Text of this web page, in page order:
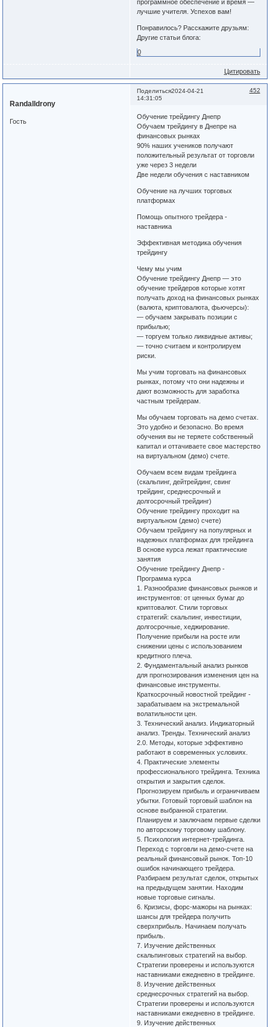
программное обеспечение и время —
лучшие учителя. Успехов вам!
Понравилось? Расскажите друзьям:
Другие статьи блога:
0
Цитировать
Поделиться 452
2024-04-21
14:31:05
Randalldrony
Гость
Обучение трейдингу Днепр
Обучаем трейдингу в Днепре на
финансовых рынках
90% наших учеников получают
положительный результат от торговли
уже через 3 недели
Две недели обучения с наставником
Обучение на лучших торговых
платформах
Помощь опытного трейдера -
наставника
Эффективная методика обучения
трейдингу
Чему мы учим
Обучение трейдингу Днепр — это
обучение трейдеров которые хотят
получать доход на финансовых рынках
(валюта, криптовалюта, фьючерсы):
— обучаем закрывать позиции с
прибылью;
— торгуем только ликвидные активы;
— точно считаем и контролируем
риски.
Мы учим торговать на финансовых
рынках, потому что они надежны и
дают возможность для заработка
частным трейдерам.
Мы обучаем торговать на демо счетах.
Это удобно и безопасно. Во время
обучения вы не теряете собственный
капитал и оттачиваете свое мастерство
на виртуальном (демо) счете.
Обучаем всем видам трейдинга
(скальпинг, дейтрейдинг, свинг
трейдинг, среднесрочный и
долгосрочный трейдинг)
Обучение трейдингу проходит на
виртуальном (демо) счете)
Обучаем трейдингу на популярных и
надежных платформах для трейдинга
В основе курса лежат практические
занятия
Обучение трейдингу Днепр -
Программа курса
1. Разнообразие финансовых рынков и
инструментов: от ценных бумаг до
криптовалют. Стили торговых
стратегий: скальпинг, инвестиции,
долгосрочные, хеджирование.
Получение прибыли на росте или
снижении цены с использованием
кредитного плеча.
2. Фундаментальный анализ рынков
для прогнозирования изменения цен на
финансовые инструменты.
Краткосрочный новостной трейдинг -
зарабатываем на экстремальной
волатильности цен.
3. Технический анализ. Индикаторный
анализ. Тренды. Технический анализ
2.0. Методы, которые эффективно
работают в современных условиях.
4. Практические элементы
профессионального трейдинга. Техника
открытия и закрытия сделок.
Прогнозируем прибыль и ограничиваем
убытки. Готовый торговый шаблон на
основе выбранной стратегии.
Планируем и заключаем первые сделки
по авторскому торговому шаблону.
5. Психология интернет-трейдинга.
Переход с торговли на демо-счете на
реальный финансовый рынок. Топ-10
ошибок начинающего трейдера.
Разбираем результат сделок, открытых
на предыдущем занятии. Находим
новые торговые сигналы.
6. Кризисы, форс-мажоры на рынках:
шансы для трейдера получить
сверхприбыль. Начинаем получать
прибыль.
7. Изучение действенных
скальпинговых стратегий на выбор.
Стратегии проверены и используются
наставниками ежедневно в трейдинге.
8. Изучение действенных
среднесрочных стратегий на выбор.
Стратегии проверены и используются
наставниками ежедневно в трейдинге.
9. Изучение действенных